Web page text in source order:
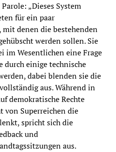
„Dieses System
für ein paar
denen die bestehenden
werden sollen. Sie
im Wesentlichen eine Frage
durch einige technische
dabei blenden sie die
aus. Während in
demokratische Rechte
von Superreichen die
spricht sich die
und
aus.